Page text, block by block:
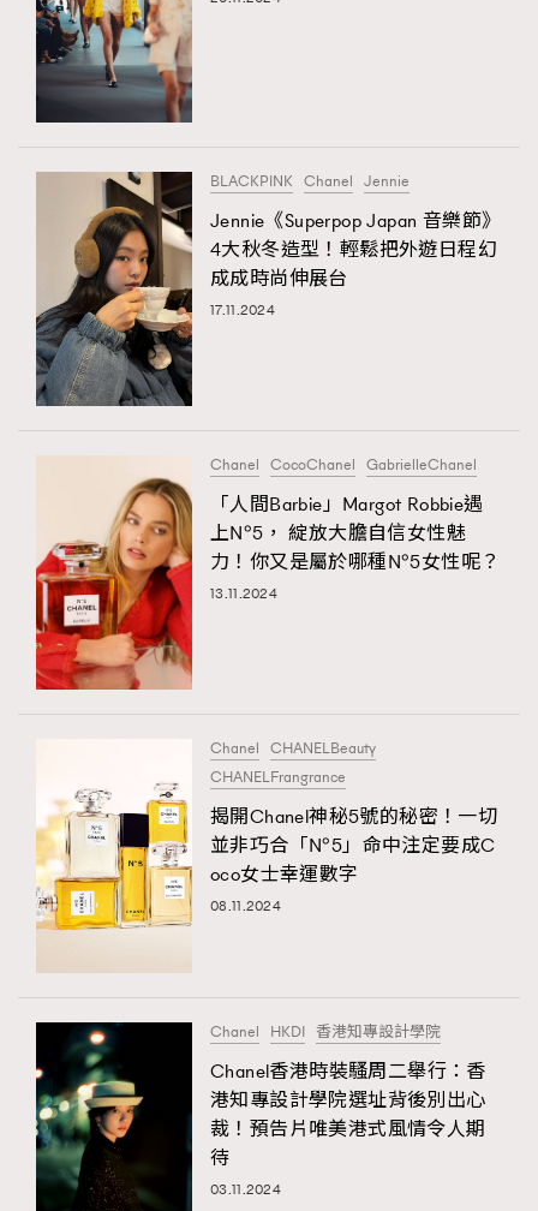
BLACKPINK Chanel Jennie
Jennie《Superpop Japan 音樂節》
4大秋冬造型！輕鬆把外遊日程幻
成成時尚伸展台
17.11.2024
Chanel CocoChanel GabrielleChanel
「人間Barbie」Margot Robbie遇
上N°5， 綻放大膽自信女性魅
力！你又是屬於哪種N°5女性呢？
13.11.2024
Chanel CHANELBeauty
CHANELFrangrance
揭開Chanel神秘5號的秘密！一切
並非巧合「N°5」命中注定要成C
oco女士幸運數字
08.11.2024
Chanel HKDI 香港知專設計學院
Chanel香港時裝騷周二舉行：香
港知專設計學院選址背後別出心
裁！預告片唯美港式風情令人期
待
03.11.2024